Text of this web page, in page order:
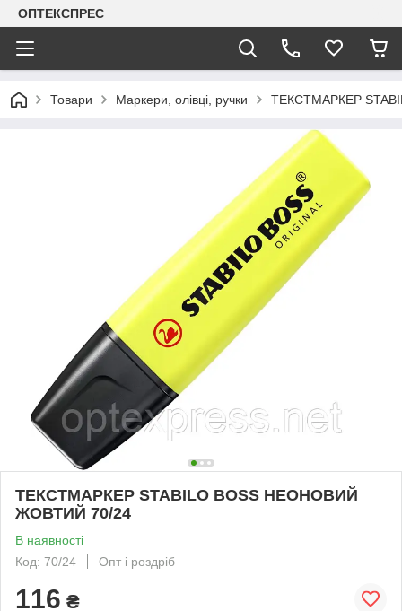
ОПТЕКСПРЕС
Товари Маркери, олівці, ручки ТЕКСТМАРКЕР
ТЕКСТМАРКЕР STABILO BOSS НЕОНОВИЙ
ЖОВТИЙ 70/24
В наявності
Код: 70/24
Опт і роздріб
116 ₴